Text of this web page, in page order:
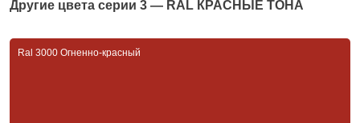
Другие цвета серии 3 — RAL КРАСНЫЕ ТОНА
Ral 3000 Огненно-красный